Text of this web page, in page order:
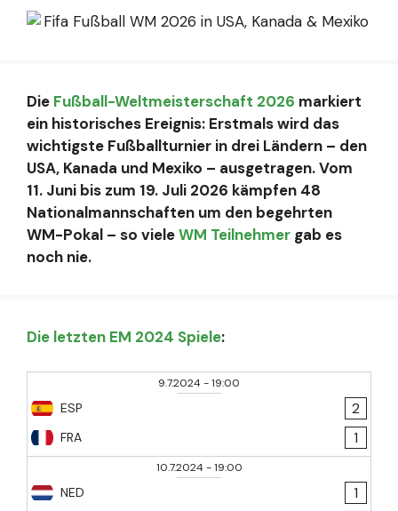
Die Fußball-Weltmeisterschaft 2026 markiert
ein historisches Ereignis: Erstmals wird das
wichtigste Fußballturnier in drei Ländern – den
USA, Kanada und Mexiko – ausgetragen. Vom
11. Juni bis zum 19. Juli 2026 kämpfen 48
Nationalmannschaften um den begehrten
WM-Pokal – so vieleWM Teilnehmer gab es
noch nie.
Die letzten EM 2024 Spiele:
9.7.2024-19:00
ESP
FRA
2
1
10.7.2024-19:00
NED
1